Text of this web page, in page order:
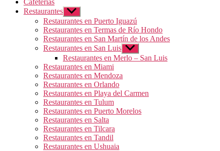
Cafeterías
Restaurantes Mostrar
el
submenú
Restaurantes en Puerto Iguazú
Restaurantes en Termas de Río Hondo
Restaurantes en San Martín de los Andes
Restaurantes en San Luis Mostrar
el
submenú
Restaurantes en Merlo – San Luis
Restaurantes en Miami
Restaurantes en Mendoza
Restaurantes en Orlando
Restaurantes en Playa del Carmen
Restaurantes en Tulum
Restaurantes en Puerto Morelos
Restaurantes en Salta
Restaurantes en Tilcara
Restaurantes en Tandil
Restaurantes en Ushuaia